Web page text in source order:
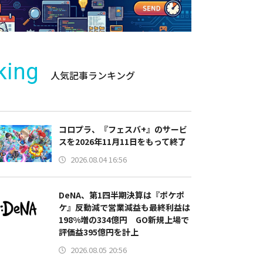
人気記事ランキング
コロプラ、『フェスバ+』のサービ
スを2026年11月11日をもって終了
2026.08.04 16:56
DeNA、第1四半期決算は『ポケポ
ケ』反動減で営業減益も最終利益は
198%増の334億円 GO新規上場で
評価益395億円を計上
2026.08.05 20:56